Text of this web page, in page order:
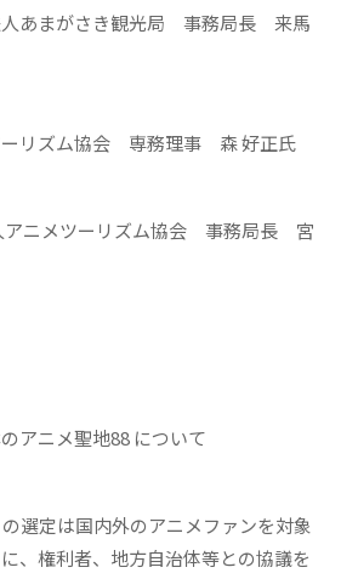
あまがさき観光局 事務局長 来馬
ーリズム協会 専務理事 森 好正氏
メツーリズム協会 事務局長 宮
アニメ聖地88 について
定は国内外のアニメファンを対象
、権利者、地方自治体等との協議を